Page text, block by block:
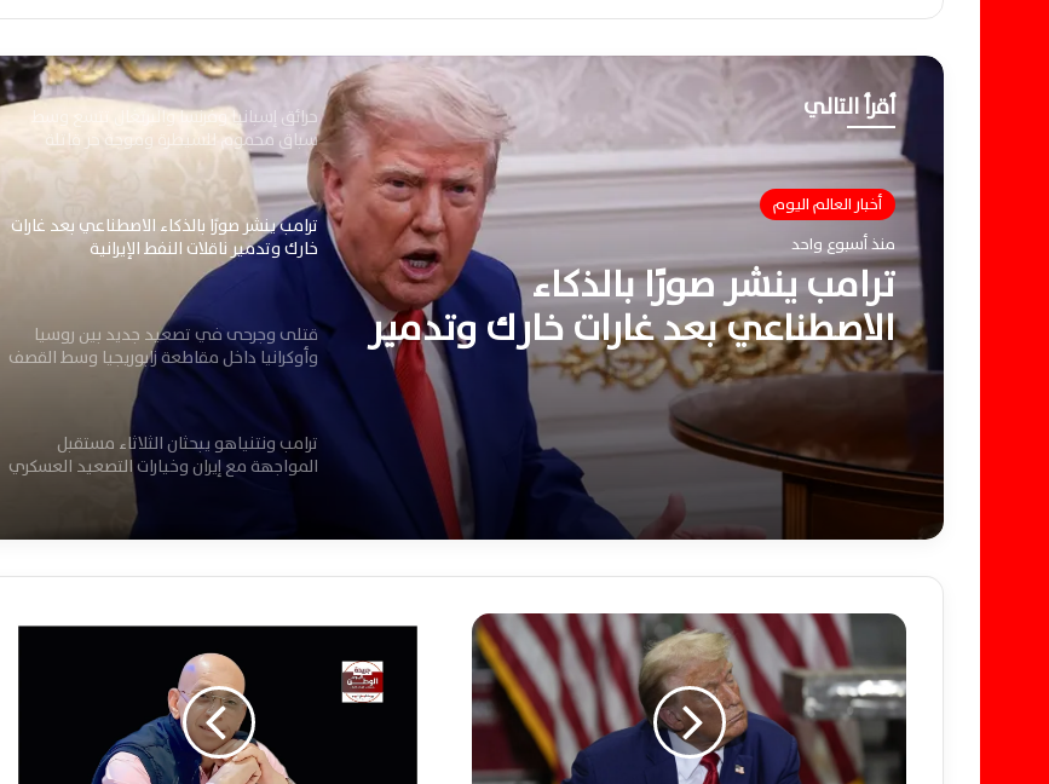
أقرأ التالي
أخبار العالم اليوم
منذ أسبوع واحد
ترامب ينشر صورًا بالذكاء
الاصطناعي بعد غارات خارك وتدمير
ناقلات النفط الإيرانية
أخبار العالم اليوم
منذ أسبوعين
قتلى وجرحى في تصعيد جديد بين
روسيا وأوكرانيا داخل مقاطعة
زابوريجيا وسط القصف
حرائق إسبانيا وفرنسا والبرتغال تتسع وسط
ترامب ينشر صورًا بالذكاء الاصطناعي بعد غارات
خارك وتدمير ناقلات النفط الإيرانية
قتلى وجرحى في تصعيد جديد بين روسيا
وأوكرانيا داخل مقاطعة زابوريجيا وسط القصف
ترامب ونتنياهو يبحثان الثلاثاء مستقبل
المواجهة مع إيران وخيارات التصعيد العسكري
المرتقبة
ترامب يحذر الصين وروسيا من تسليح إيران
وسط تصاعد المواجهة العسكرية الأمريكية
شمال إيران وتصاعد التوترات العسكرية
ترامب يلوح بضربات أوسع ضد إيران وتصعيد
خطير يهدد أمن وأسواق الطاقة العالمية
ت
ا
م
ب